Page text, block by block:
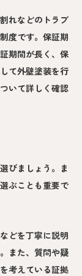
れなどのトラブ
度です。保証期
期間が長く、保
て外壁塗装を行
いて詳しく確認
びましょう。ま
ぶことも重要で
どを丁寧に説明
また、質問や疑
考えている証拠